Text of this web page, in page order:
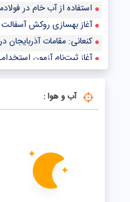
استفاده از آب خام در فولادمبارکه به صفر می
آغاز بهسازی روکش
کنعانی: مقامات آذربایجان
آغاز ثبت‌نام آزمون استخدامی بیش از ۱۲
آب و هوا :